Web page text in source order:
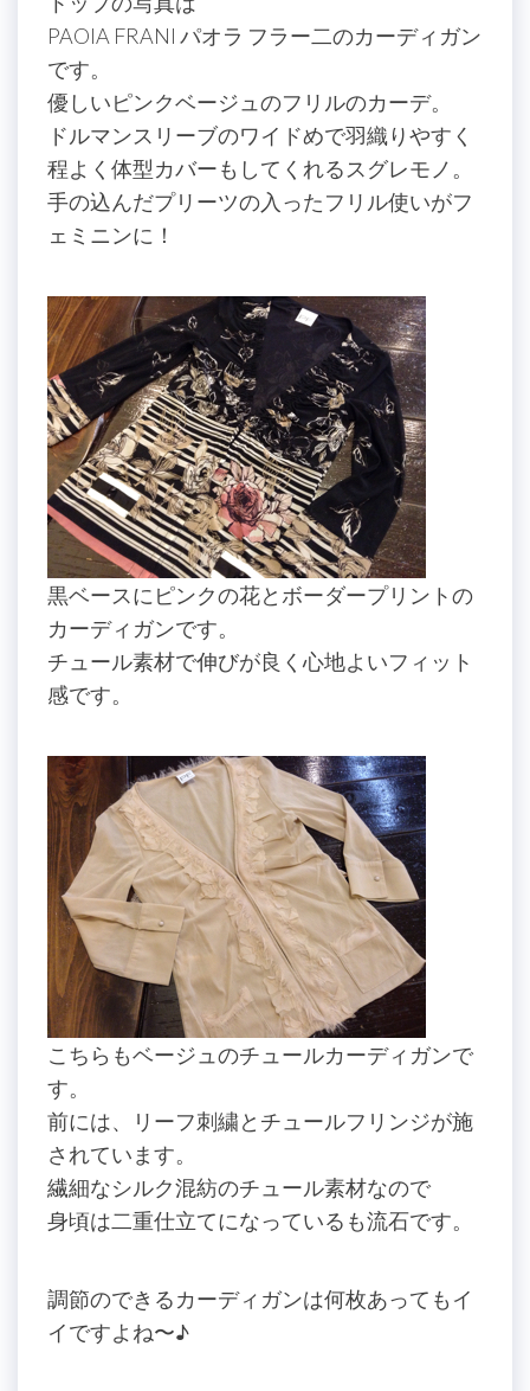
PAOlA FRANI パオラ フラー二のカーディガン
です。
優しいピンクベージュのフリルのカーデ。
ドルマンスリーブのワイドめで羽織りやすく
程よく体型カバーもしてくれるスグレモノ。
手の込んだプリーツの入ったフリル使いがフ
ェミニンに！
黒ベースにピンクの花とボーダープリントの
カーディガンです。
チュール素材で伸びが良く心地よいフィット
感です。
こちらもベージュのチュールカーディガンで
す。
前には、リーフ刺繍とチュールフリンジが施
されています。
繊細なシルク混紡のチュール素材なので
身頃は二重仕立てになっているも流石です。
調節のできるカーディガンは何枚あってもイ
イですよね〜♪